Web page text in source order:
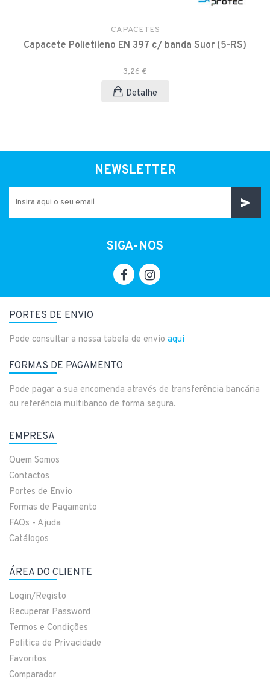
CAPACETES
Capacete Polietileno EN 397 c/ banda Suor (5-RS)
3,26 €
Detalhe
NEWSLETTER
SIGA-NOS
PORTES DE ENVIO
Pode consultar a nossa tabela de envio aqui
FORMAS DE PAGAMENTO
Pode pagar a sua encomenda através de transferência bancária
ou referência multibanco de forma segura.
EMPRESA
Quem Somos
Contactos
Portes de Envio
Formas de Pagamento
FAQs - Ajuda
Catálogos
ÁREA DO CLIENTE
Login/Registo
Recuperar Password
Termos e Condições
Politica de Privacidade
Favoritos
Comparador